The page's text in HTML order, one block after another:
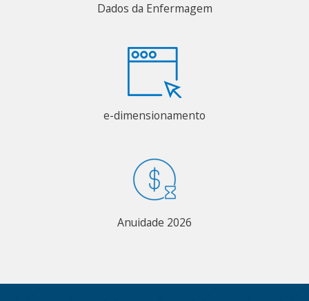
Dados da Enfermagem
e-dimensionamento
Anuidade 2026